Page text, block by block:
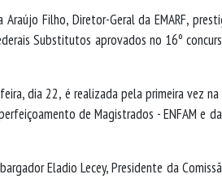
Filho, Diretor-Geral da EMARF,
Substitutos aprovados no 16º
dia 22, é realizada pela primeira vez
de Magistrados - ENFAM e
Eladio Lecey, Presidente da